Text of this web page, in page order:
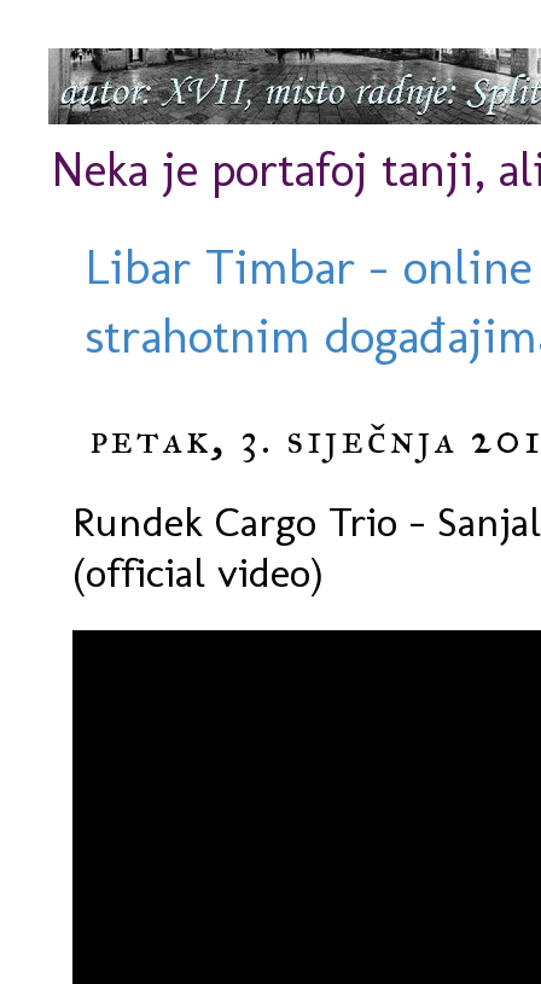
Neka je portafoj tanji,
Libar Timbar -
strahotnim
petak, 3. siječnja
Rundek Cargo Trio -
(official video)